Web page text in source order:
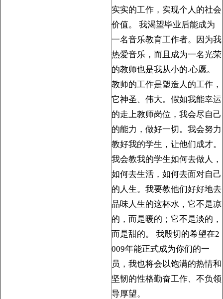
实实的工作，实现个人的社会
价值。 我渴望毕业后能成为
一名音乐教育工作者。因为我
热爱音乐，而且成为一名光荣
的教师也是我从小的.心愿。
教师的工作是塑造人的工作，
它神圣、伟大。假如我能幸运
的走上教师岗位，我会尽自己
的能力，做好一切。我会努力
教好我的学生，让他们成才。
我会教我的学生如何去做人，
如何去生活，如何去面对自己
的人生。我要教他们好好地去
品味人生的这杯水，它不是凉
的，而是暖的；它不是淡的，
而是甜的。 我殷切的希望在2
009年能正式成为你们的一
员，我也将会以饱满的热情和
坚韧的性格勤奋工作、不负领
导厚望。